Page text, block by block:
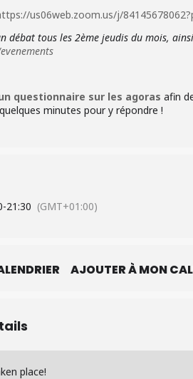
us06web.zoom.us/j/
débat tous les 2ème jeudis du mois,
questionnaire sur les agoras afin
minutes pour y répondre !
-21:30 (GMT+01:00)
AJOUTER À MON
place!